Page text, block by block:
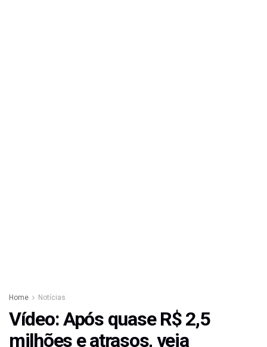
Home Notícias
Vídeo: Após quase R$ 2,5
milhões e atrasos, veja